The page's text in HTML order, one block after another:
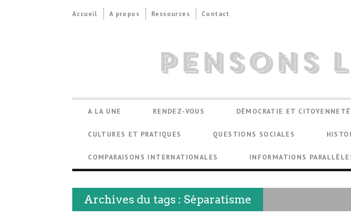
Secondary
Navigation
Accueil A propos Ressources Contact
Primary
Navigation
A LA UNE RENDEZ-VOUS DÉMOCRATIE ET CITOYENNETÉ
CULTURES ET PRATIQUES QUESTIONS SOCIALES
COMPARAISONS INTERNATIONALES INFORMATIONS
Archives du tags : Séparatisme